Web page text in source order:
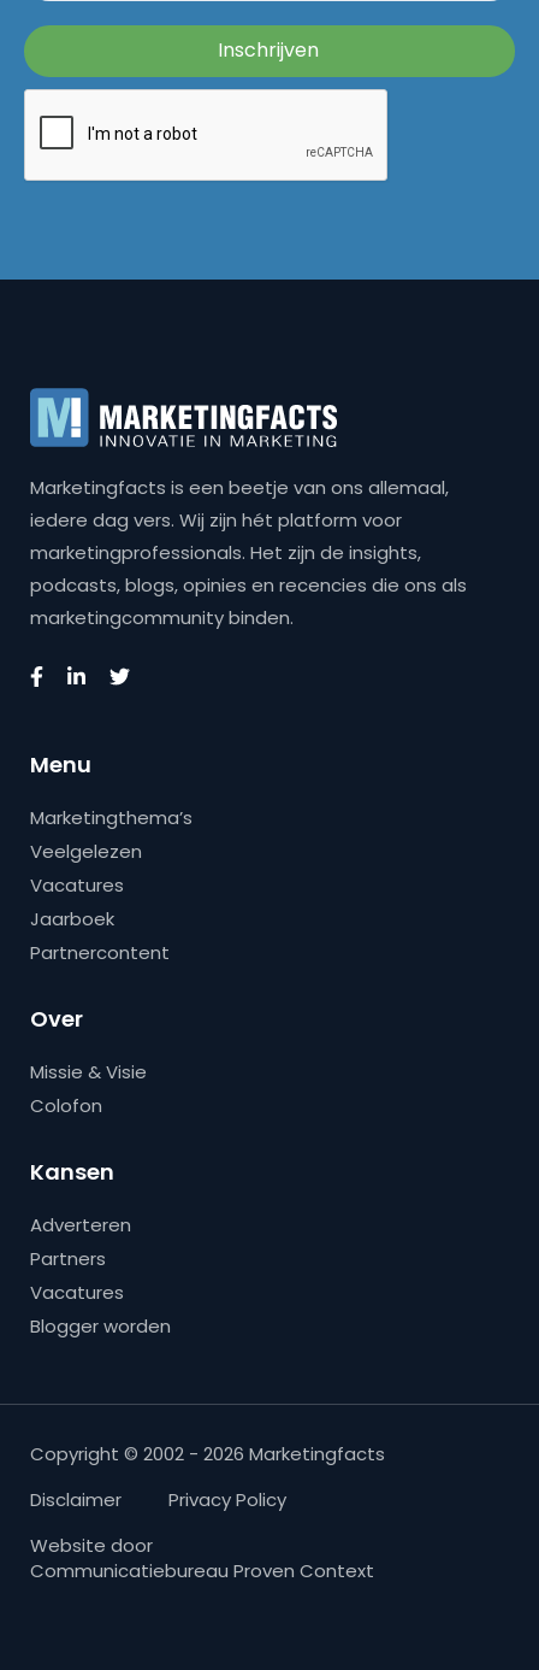
Marketingfacts is een beetje van ons allemaal,
iedere dag vers. Wij zijn hét platform voor
marketingprofessionals. Het zijn de insights,
podcasts, blogs, opinies en recencies die ons als
marketingcommunity binden.
Menu
Marketingthema’s
Veelgelezen
Vacatures
Jaarboek
Partnercontent
Over
Missie & Visie
Colofon
Kansen
Adverteren
Partners
Vacatures
Blogger worden
Copyright © 2002 - 2026 Marketingfacts
Disclaimer
Privacy Policy
Website door
Communicatiebureau Proven Context